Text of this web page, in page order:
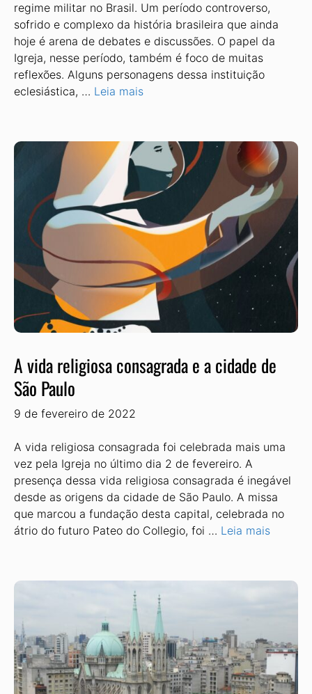
regime militar no Brasil. Um período controverso,
sofrido e complexo da história brasileira que ainda
hoje é arena de debates e discussões. O papel da
Igreja, nesse período, também é foco de muitas
reflexões. Alguns personagens dessa instituição
eclesiástica, … Leia mais
A vida religiosa consagrada e a cidade de
São Paulo
9 de fevereiro de 2022
A vida religiosa consagrada foi celebrada mais uma
vez pela Igreja no último dia 2 de fevereiro. A
presença dessa vida religiosa consagrada é inegável
desde as origens da cidade de São Paulo. A missa
que marcou a fundação desta capital, celebrada no
átrio do futuro Pateo do Collegio, foi … Leia mais